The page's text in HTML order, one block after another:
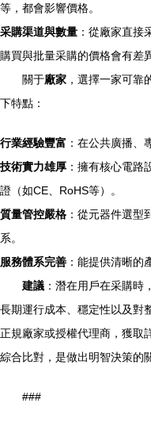
等，都會影響價格。
采購渠道與數量 ：從廠家直接
購買與批量采購的價格會有差
關于廠家 ，選擇一家可靠
下特點：
行業經驗豐富 ：在公共廣播、
技術實力雄厚 ：擁有核心電路
證（如CE、RoHS等）。
質量管控嚴格 ：從元器件選型
系。
服務體系完善 ：能提供清晰的
建議 ：潛在用戶在采購
長期運行成本、穩定性以及對
正規廠家或授權代理商，獲取
綜合比對，是做出明智決策的
###